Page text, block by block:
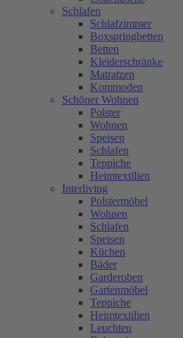
Schlafen
Schlafzimmer
Boxspringbetten
Betten
Kleiderschränke
Matratzen
Kommoden
Schöner Wohnen
Polster
Wohnen
Speisen
Schlafen
Teppiche
Heimtextilien
Interliving
Polstermöbel
Wohnen
Schlafen
Speisen
Küchen
Bäder
Garderoben
Gartenmöbel
Teppiche
Heimtextilien
Leuchten